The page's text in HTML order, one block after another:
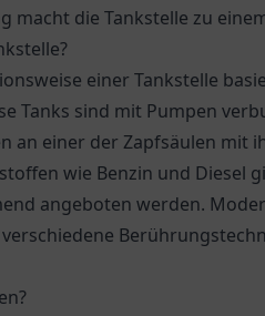
macht die Tankstelle zu
einer Tankstelle
Tanks sind mit Pumpen
an einer der Zapfsäulen mit
wie Benzin und Diesel
angeboten werden.